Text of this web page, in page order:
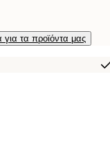
για τα προϊόντα μας